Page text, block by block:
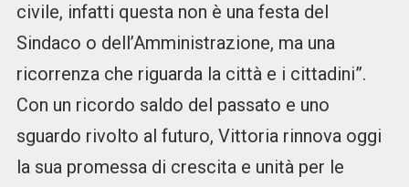
civile, infatti questa non è una festa del
Sindaco o dell’Amministrazione, ma una
ricorrenza che riguarda la città e i cittadini”.
Con un ricordo saldo del passato e uno
sguardo rivolto al futuro, Vittoria rinnova oggi
la sua promessa di crescita e unità per le